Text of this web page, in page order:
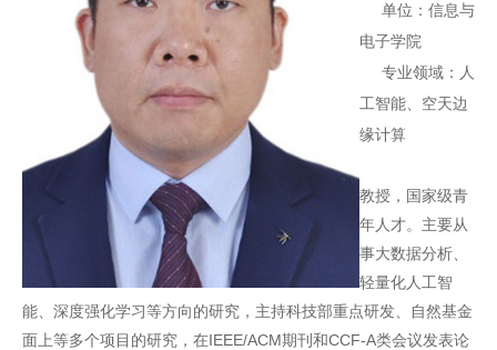
单位：信息与
电子学院
专业领域：人
工智能、空天边
缘计算
教授，国家级青
年人才。主要从
事大数据分析、
轻量化人工智
能、深度强化学习等方向的研究，主持科技部重点研发、自然基金
面上等多个项目的研究，在IEEE/ACM期刊和CCF-A类会议发表论